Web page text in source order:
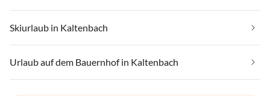
Skiurlaub in Kaltenbach
Urlaub auf dem Bauernhof in Kaltenbach